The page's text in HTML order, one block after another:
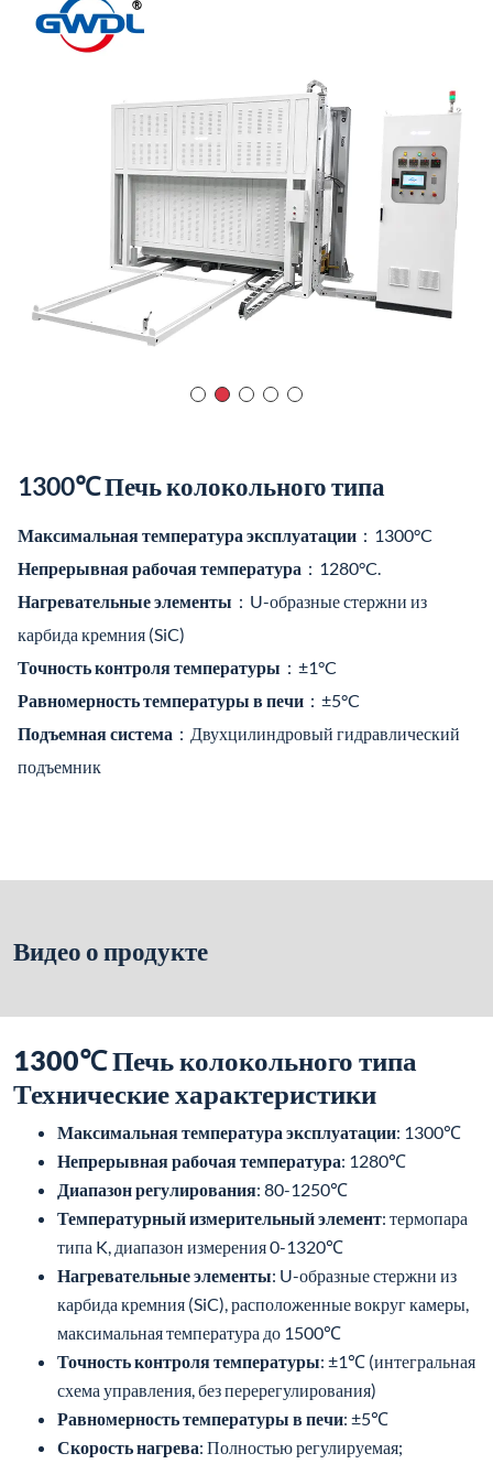
1300℃ Печь колокольного типа
Максимальная температура эксплуатации ：1300°C
Непрерывная рабочая температура ：1280°C.
Нагревательные элементы ：U-образные стержни из
карбида кремния (SiC)
Точность контроля температуры ：±1°C
Равномерность температуры в печи ：±5°C
Подъемная система ：Двухцилиндровый гидравлический
подъемник
Видео о продукте
1300℃ Печь колокольного типа
Технические характеристики
Максимальная температура эксплуатации: 1300℃
Непрерывная рабочая температура: 1280℃
Диапазон регулирования: 80-1250℃
Температурный измерительный элемент: термопара
типа K, диапазон измерения 0-1320℃
Нагревательные элементы: U-образные стержни из
карбида кремния (SiC), расположенные вокруг камеры,
максимальная температура до 1500℃
Точность контроля температуры: ±1℃ (интегральная
схема управления, без перерегулирования)
Равномерность температуры в печи: ±5℃
Скорость нагрева: Полностью регулируемая;